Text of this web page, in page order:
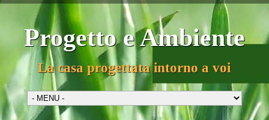
Progetto e Ambiente
La casa progettata intorno a voi